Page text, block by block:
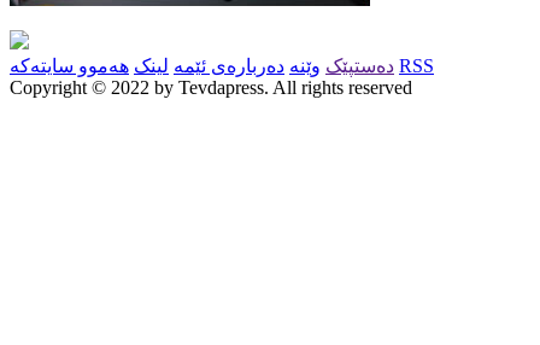
دەستپێک وێنە دەربارەی ئێمە لینک هەموو سایتەکە
RSS
Copyright © 2022 by Tevdapress. All rights reserved